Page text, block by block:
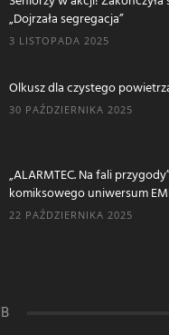
„Dojrzała segregacja”
3 LISTOPADA 2025
Olkusz dla czystego
30 PAŹDZIERNIKA 2025
„ALARMTEC. Na fali
komiksowego uniwersum
22 PAŹDZIERNIKA 2025